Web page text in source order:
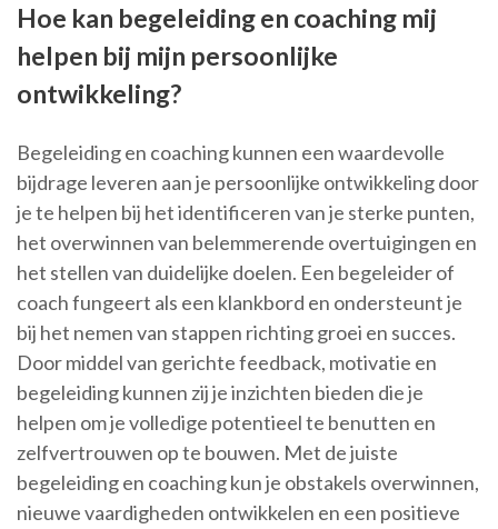
Hoe kan begeleiding en coaching mij
helpen bij mijn persoonlijke
ontwikkeling?
Begeleiding en coaching kunnen een waardevolle
bijdrage leveren aan je persoonlijke ontwikkeling door
je te helpen bij het identificeren van je sterke punten,
het overwinnen van belemmerende overtuigingen en
het stellen van duidelijke doelen. Een begeleider of
coach fungeert als een klankbord en ondersteunt je
bij het nemen van stappen richting groei en succes.
Door middel van gerichte feedback, motivatie en
begeleiding kunnen zij je inzichten bieden die je
helpen om je volledige potentieel te benutten en
zelfvertrouwen op te bouwen. Met de juiste
begeleiding en coaching kun je obstakels overwinnen,
nieuwe vaardigheden ontwikkelen en een positieve